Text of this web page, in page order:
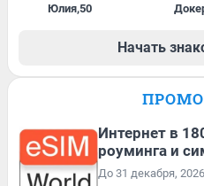
Юлия,50
Начать
Интернет в
роуминга и
До 31 декабря, 2026